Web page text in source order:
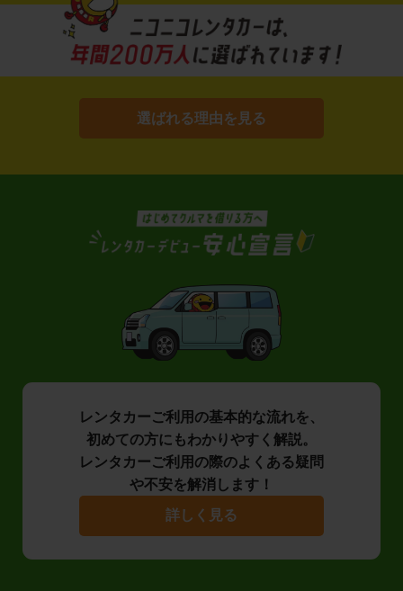
選ばれる理由を見る
レンタカーご利用の基本的な流れを、
初めての方にもわかりやすく解説。
レンタカーご利用の際のよくある疑問
や不安を解消します！
詳しく見る